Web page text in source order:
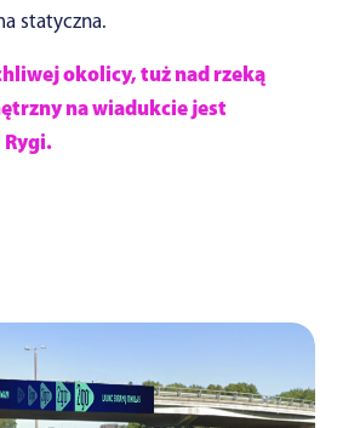
statyczna.
okolicy, tuż nad rzeką
na wiadukcie jest
Rygi.